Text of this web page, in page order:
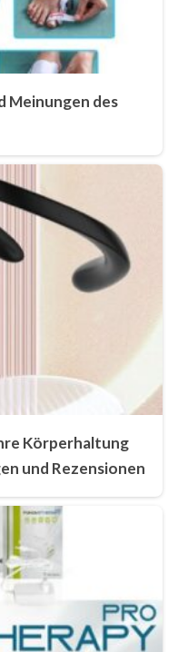
Meinungen des
Körperhaltung
und Rezensionen